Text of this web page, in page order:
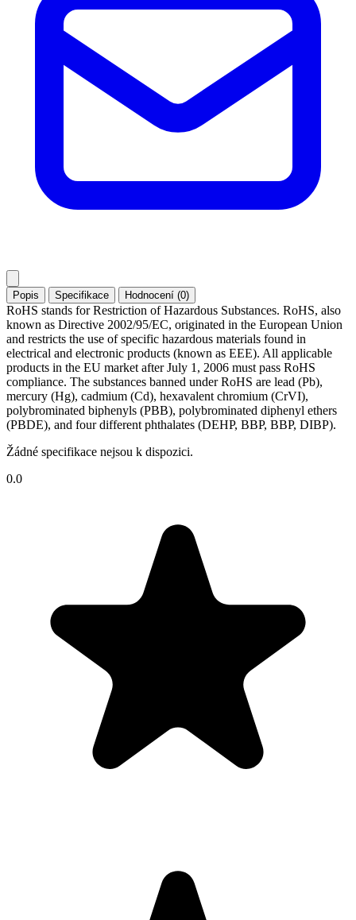
Popis Specifikace Hodnocení (0)
RoHS stands for Restriction of Hazardous Substances. RoHS, also
known as Directive 2002/95/EC, originated in the European Union
and restricts the use of specific hazardous materials found in
electrical and electronic products (known as EEE). All applicable
products in the EU market after July 1, 2006 must pass RoHS
compliance. The substances banned under RoHS are lead (Pb),
mercury (Hg), cadmium (Cd), hexavalent chromium (CrVI),
polybrominated biphenyls (PBB), polybrominated diphenyl ethers
(PBDE), and four different phthalates (DEHP, BBP, BBP, DIBP).
Žádné specifikace nejsou k dispozici.
0.0